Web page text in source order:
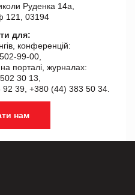
Руденка 14а,
121, 03194
для:
конференцій:
99-00,
порталі, журналах:
30 13,
92 39, +380 (44) 383 50 34.
нам